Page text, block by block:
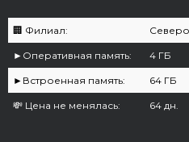
🏢 Филиал:
►Оперативная память: 4 ГБ
►Встроенная память: 64 ГБ
💸 Цена не менялась: 64 дн.